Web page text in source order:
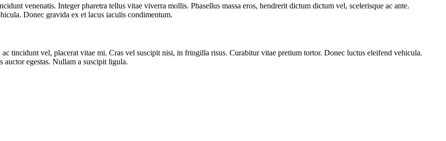
venenatis. Integer pharetra tellus vitae viverra mollis. Phasellus massa eros, hendrerit dictum dictum vel, scelerisque ac ante.
Donec gravida ex et lacus iaculis condimentum.
tincidunt vel, placerat vitae mi. Cras vel suscipit nisi, in fringilla risus. Curabitur vitae pretium tortor. Donec luctus eleifend vehicula.
egestas. Nullam a suscipit ligula.